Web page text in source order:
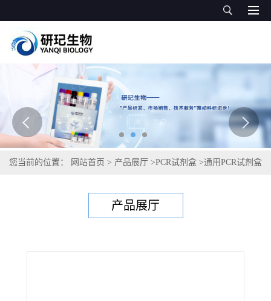
您当前的位置： 网站首页 > 产品展厅 >PCR试剂盒 >通用PCR试剂盒
产品展厅